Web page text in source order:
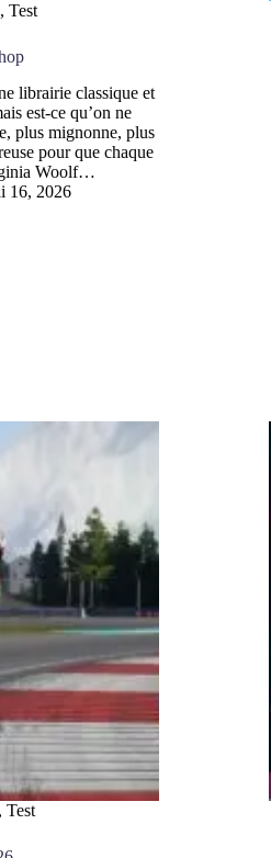
,Test
librairie classique et
est-ce qu’on ne
plus mignonne, plus
pour que chaque
Woolf…
16, 2026
,Test